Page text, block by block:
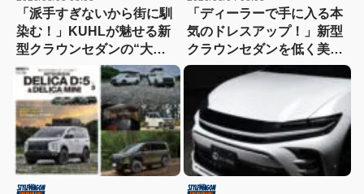
「派手すぎないから街に馴
染む！」KUHLが魅せる新
型クラウンセダンの“大人
な”薄型フラップエアロ
「ディーラーで手に入る本
気のドレスアップ！」新型
クラウンセダンを低く美し
く魅せるモデリスタの流儀